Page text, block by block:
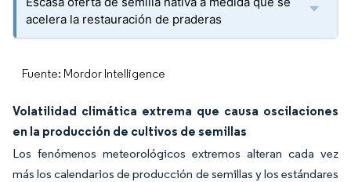
acelera la restauración de praderas
Fuente: Mordor Intelligence
Volatilidad climática extrema que causa oscilaciones
en la producción de cultivos de semillas
Los fenómenos meteorológicos extremos alteran cada vez
más los calendarios de producción de semillas y los estándares